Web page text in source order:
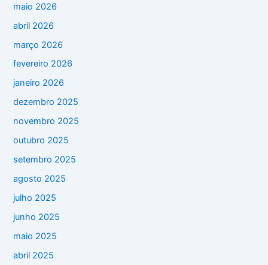
maio 2026
abril 2026
março 2026
fevereiro 2026
janeiro 2026
dezembro 2025
novembro 2025
outubro 2025
setembro 2025
agosto 2025
julho 2025
junho 2025
maio 2025
abril 2025